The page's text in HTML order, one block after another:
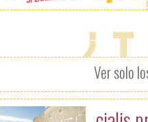
Ver solo